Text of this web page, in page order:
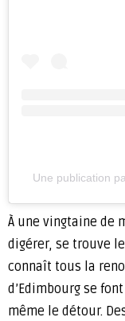
Une publication
À une vingtaine de
digérer, se trouve
connaît tous la
d’Edimbourg se
même le détour.